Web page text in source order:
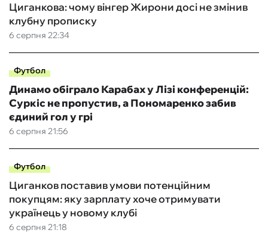
6 серпня 22:34
Циганкова: чому вінгер Жирони досі не змінив
клубну прописку
Футбол
6 серпня 21:56
Динамо обіграло Карабах у Лізі конференцій:
Суркіс не пропустив, а Пономаренко забив
єдиний гол у грі
Футбол
6 серпня 21:18
Циганков поставив умови потенційним
покупцям: яку зарплату хоче отримувати
українець у новому клубі